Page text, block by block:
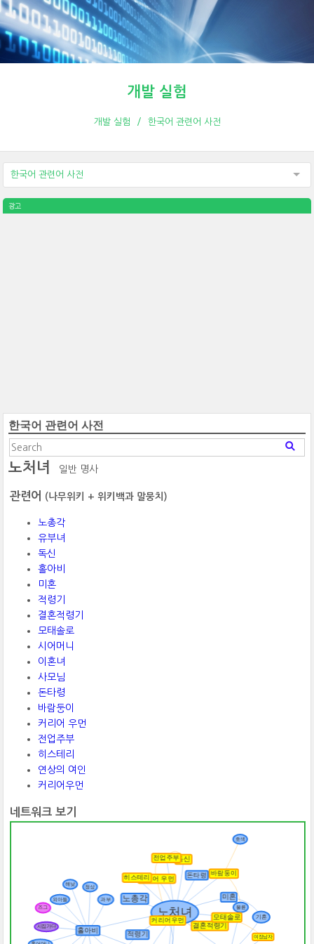
개발 실험
개발 실험 한국어 관련어 사전
한국어 관련어 사전
광고
한국어 관련어 사전
노처녀 일반 명사
관련어 (나무위키 + 위키백과 말뭉치)
노총각
유부녀
독신
홀아비
미혼
적령기
결혼적령기
모태솔로
시어머니
이혼녀
사모님
돈타령
바람둥이
커리어 우먼
전업주부
히스테리
연상의 여인
커리어우먼
네트워크 보기